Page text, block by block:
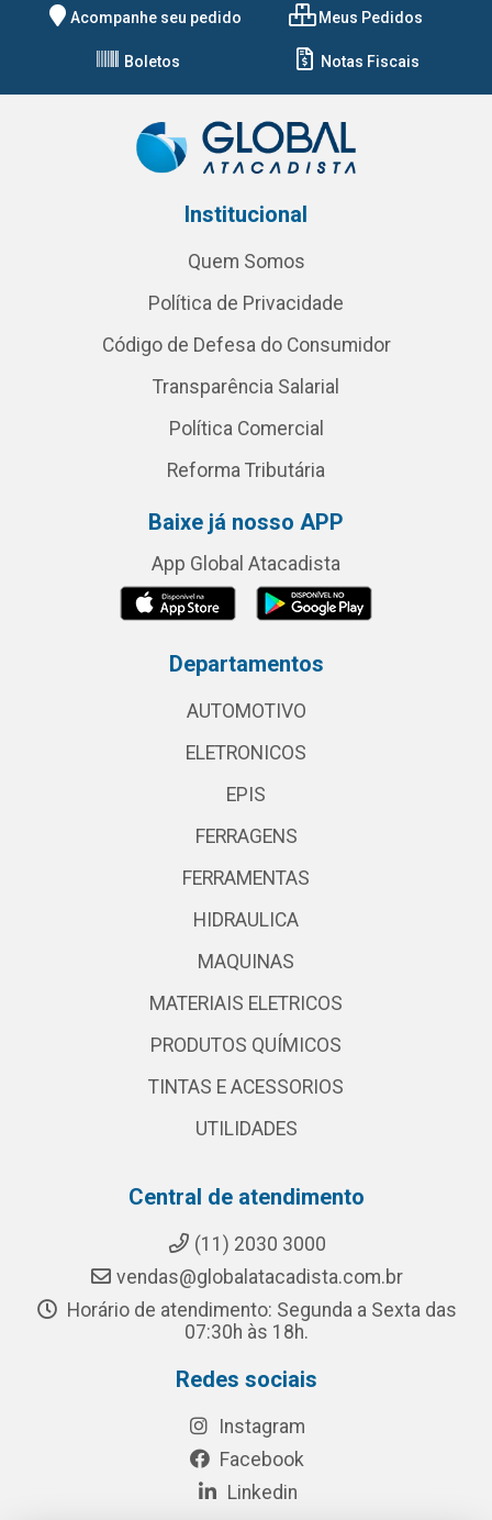
Acompanhe seu pedido Meus Pedidos
Boletos Notas Fiscais
Institucional
Quem Somos
Política de Privacidade
Código de Defesa do Consumidor
Transparência Salarial
Política Comercial
Reforma Tributária
Baixe já nosso APP
App Global Atacadista
Departamentos
AUTOMOTIVO
ELETRONICOS
EPIS
FERRAGENS
FERRAMENTAS
HIDRAULICA
MAQUINAS
MATERIAIS ELETRICOS
PRODUTOS QUÍMICOS
TINTAS E ACESSORIOS
UTILIDADES
Central de atendimento
(11) 2030 3000
vendas@globalatacadista.com.br
Horário de atendimento: Segunda a Sexta das
07:30h às 18h.
Redes sociais
Instagram
Facebook
Linkedin